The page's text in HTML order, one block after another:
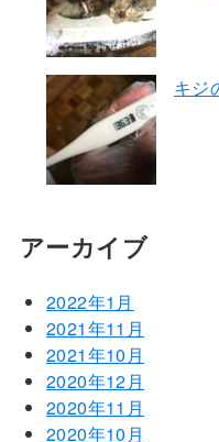
キ
アーカイブ
2022年1月
2021年11月
2021年10月
2020年12月
2020年11月
2020年10月